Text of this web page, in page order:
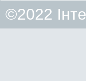
©2022